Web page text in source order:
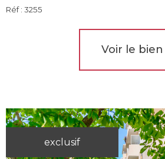
Réf : 3255
Voir le bien
exclusif